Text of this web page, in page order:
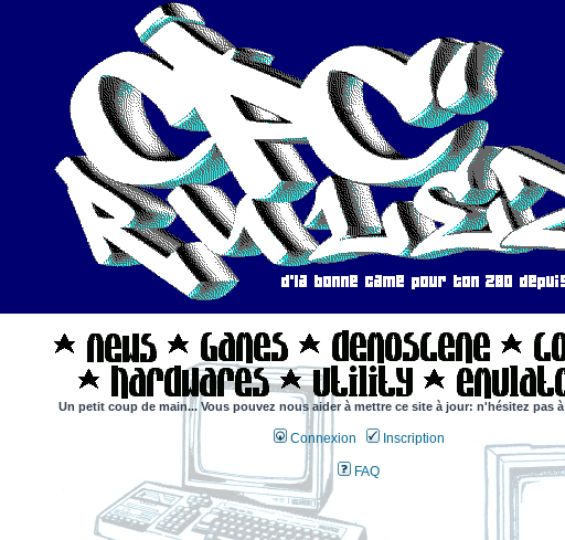
Un petit coup de main... Vous pouvez nous aider à mettre ce site à jour: n'hésitez pas à
Connexion Inscription
FAQ